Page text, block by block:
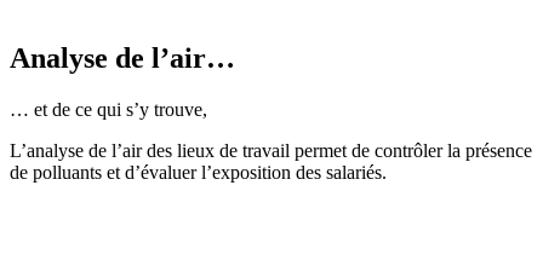
Analyse de l’air…
… et de ce qui s’y trouve,
L’analyse de l’air des lieux de travail permet de contrôler la présence
de polluants et d’évaluer l’exposition des salariés.